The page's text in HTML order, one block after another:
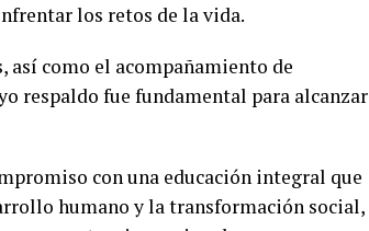
los retos de la vida.
así como el acompañamiento de
respaldo fue fundamental para alcanzar
con una educación integral que
humano y la transformación social,